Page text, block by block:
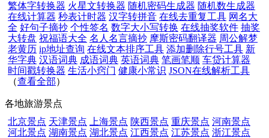
繁体字转换器 火星文转换器 随机密码生成器 随机数生成器
在线计算器 秒表计时器 汉字转拼音 在线去重复工具 网名大
全 好句子摘抄 个性签名 数字大小写转换 在线抽奖软件 抽奖
大转盘 祝福语大全 名人名言摘抄 摩斯密码翻译器 周公解梦
老黄历 ip地址查询 在线文本排序工具 添加删除行号工具 新
华字典 汉语词典 成语词典 英语词典 笔画笔顺 车贷计算器
时间戳转换器 生活小窍门 健康小常识 JSON在线解析工具
（查看全部）
各地旅游景点
北京景点 天津景点 上海景点 陕西景点 重庆景点 河南景点
河北景点 湖南景点 湖北景点 江西景点 江苏景点 浙江景点